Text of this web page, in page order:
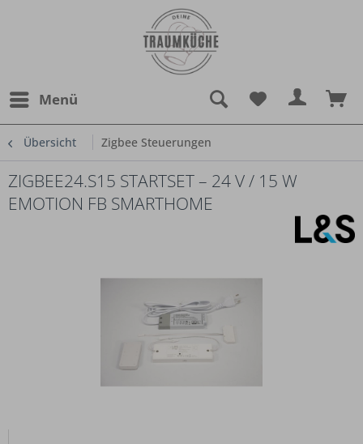
Menü
Übersicht Zigbee Steuerungen
ZIGBEE24.S15 STARTSET – 24 V / 15 W
EMOTION FB SMARTHOME